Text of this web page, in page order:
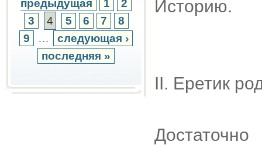
предыдущая 1
2
3
4 5 6 7
8
9
…
следующая ›
последняя »
Историю.
II. Еретик